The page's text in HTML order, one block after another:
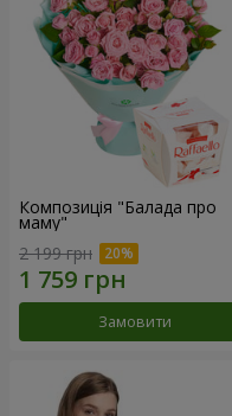
Композиція "Балада про
маму"
2 199 грн
Замовити